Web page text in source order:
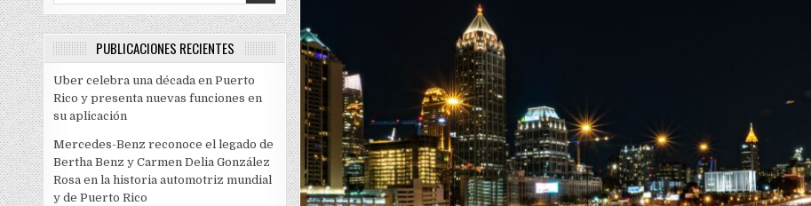
PUBLICACIONES RECIENTES
Uber celebra una década en Puerto
Rico y presenta nuevas funciones en
su aplicación
Mercedes-Benz reconoce el legado de
Bertha Benz y Carmen Delia González
Rosa en la historia automotriz mundial
y de Puerto Rico